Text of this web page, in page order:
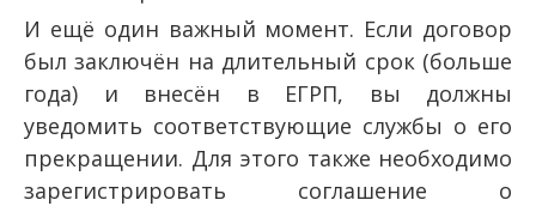
И ещё один важный момент. Если договор
был заключён на длительный срок (больше
года) и внесён в ЕГРП, вы должны
уведомить соответствующие службы о его
прекращении. Для этого также необходимо
зарегистрировать соглашение о